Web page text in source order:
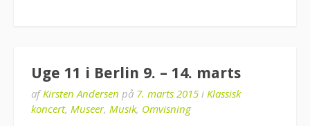
Uge 11 i Berlin 9. – 14. marts
afKirsten Andersen på 7. marts 2015 i Klassisk
koncert, Museer, Musik, Omvisning